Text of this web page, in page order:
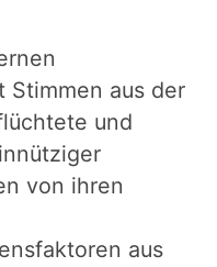
Stimmen aus der
und
von ihren
aus